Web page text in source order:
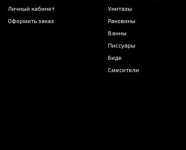
Личный кабинет
Оформить заказ
Унитазы
Раковины
Ванны
Писсуары
Биде
Смесители